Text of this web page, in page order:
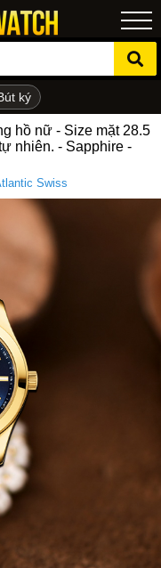
ký
hồ nữ - Size mặt 28.5
nhiên. - Sapphire -
Swiss